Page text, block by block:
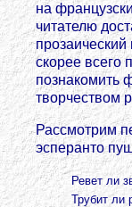
на
читателю
скорее всего
познакомить
творчеством
Рассмотрим
эсперанто
Ревет ли
Трубит ли